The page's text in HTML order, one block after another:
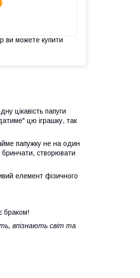
ви можете купити
цікавість папуги
цю іграшку, так
папужку не на один
бринчати, створювати
елемент фізичного
браком!
впізнають світ та